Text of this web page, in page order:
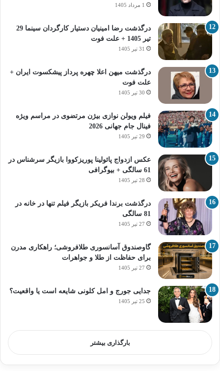
1 مرداد 1405
درگذشت رضا امینیان دستیار کارگردان سینما 29
تیر 1405 + علت فوت
31 تیر 1405
درگذشت میهن اعلا چهره پرداز پیشکسوت ایران +
علت فوت
30 تیر 1405
فیلم ویولن نوازی بیژن مرتضوی در مراسم ویژه
فینال جام جهانی 2026
29 تیر 1405
عکس ازدواج پائولینا پوریزکووا بازیگر سرشناس در
61 سالگی + بیوگرافی
28 تیر 1405
درگذشت برندا فریکر بازیگر فیلم تنها در خانه در
81 سالگی
27 تیر 1405
گاوصندوق آسانسوری طلافروشی؛ راهکاری مدرن
برای حفاظت از طلا و جواهرات
27 تیر 1405
جدایی جورج و امل کلونی شایعه است یا واقعیت؟
25 تیر 1405
بارگذاری بیشتر